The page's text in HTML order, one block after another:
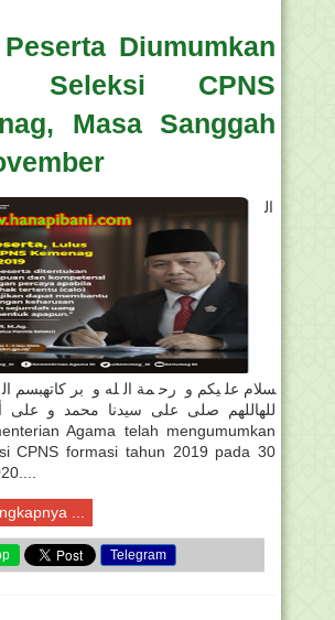
Diumumkan
Seleksi CPNS
Masa Sanggah
ال
سلام عليكم و رحمة الله و بركاتهبسم
للهاللهم صلى على سيدنا محمد و على
CPNS formasi tahun 2019 pada 30
...
Telegram